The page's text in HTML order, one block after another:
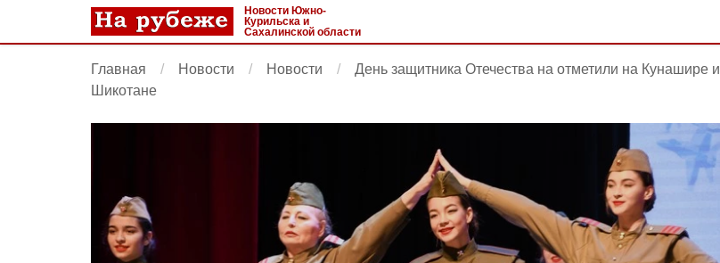
Новости Южно-
Курильска и
Сахалинской области
Главная Новости Новости
День защитника Отечества на отметили на Кунашире и
Шикотане